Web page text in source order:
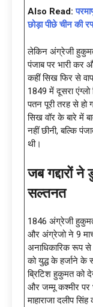
Also Read:
छोड़ा पीछे चीन की
लेकिन अंग्रेजी हुकुमत
पंजाब पर भारी कर
कहीं सिख फिर से
1849 में दूसरा
पतन पूरी तरह से हो
सिख वॉर के बारे में
नहीं छीनी, बल्कि
थी।
जब गद्दारों ने
सल्तनत
1846 अंग्रेजी
और अंग्रेजो ने 9
अनाधिकारिक रूप
को युद्ध के हर्जाने के
ब्रिटिश हुकुमत को
और जम्मू कश्मीर पर
माहाराजा दलीप